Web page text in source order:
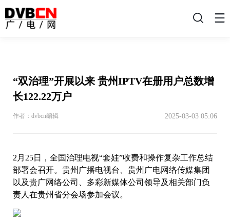
搜
“双治理”开展以来 贵州IPTV在册用户总数增
长122.22万户
作者：dvbcn编辑 2025-03-03 05:06
2月25日，全国治理电视“套娃”收费和操作复杂工作总结
部署会召开。贵州广播电视台、贵州广电网络传媒集团
以及贵广网络公司、多彩新媒体公司领导及相关部门负
责人在贵州省分会场参加会议。